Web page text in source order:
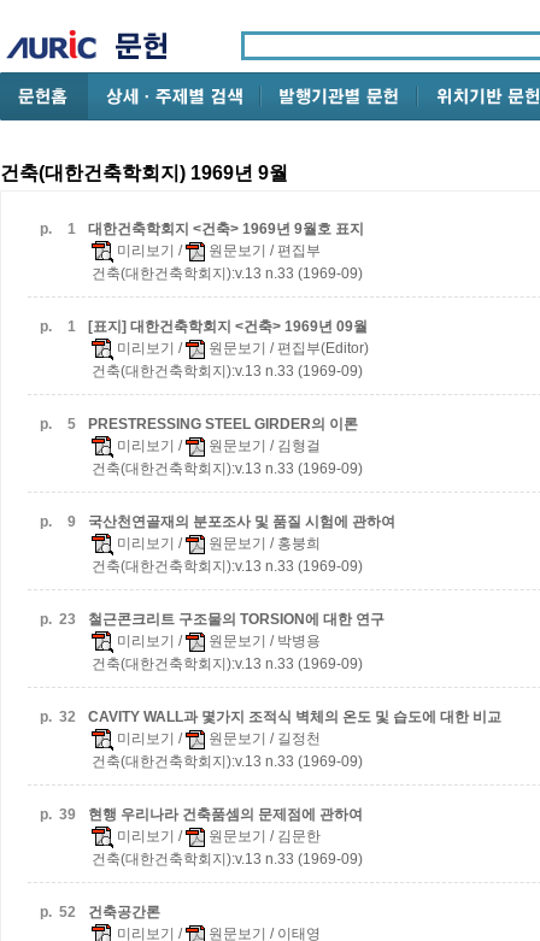
건축(대한건축학회지) 1969년 9월
p. 1
대한건축학회지 <건축> 1969년 9월호 표지
미리보기 / 원문보기 / 편집부
건축(대한건축학회지):v.13 n.33 (1969-09)
p. 1
[표지] 대한건축학회지 <건축> 1969년 09월
미리보기 / 원문보기 / 편집부(Editor)
건축(대한건축학회지):v.13 n.33 (1969-09)
p. 5
PRESTRESSING STEEL GIRDER의 이론
미리보기 / 원문보기 / 김형걸
건축(대한건축학회지):v.13 n.33 (1969-09)
p. 9
국산천연골재의 분포조사 및 품질 시험에 관하여
미리보기 / 원문보기 / 홍붕희
건축(대한건축학회지):v.13 n.33 (1969-09)
p. 23
철근콘크리트 구조물의 TORSION에 대한 연구
미리보기 / 원문보기 / 박병용
건축(대한건축학회지):v.13 n.33 (1969-09)
p. 32
CAVITY WALL과 몇가지 조적식 벽체의 온도 및 습도에 대한 비교
미리보기 / 원문보기 / 길정천
건축(대한건축학회지):v.13 n.33 (1969-09)
p. 39
현행 우리나라 건축품셈의 문제점에 관하여
미리보기 / 원문보기 / 김문한
건축(대한건축학회지):v.13 n.33 (1969-09)
p. 52
건축공간론
미리보기 / 원문보기 / 이태영